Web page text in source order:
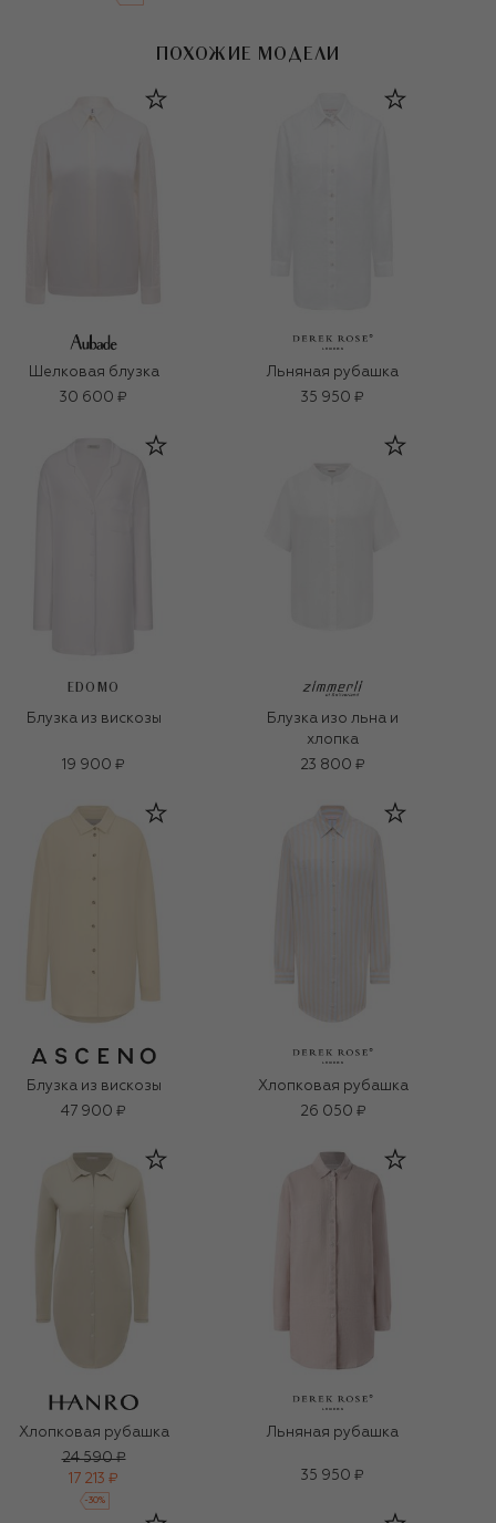
ПОХОЖИЕ МОДЕЛИ
Шелковая блузка
30 600 ₽
Льняная рубашка
35 950 ₽
EDOMO
Блузка из вискозы
19 900 ₽
Блузка изо льна и
хлопка
23 800 ₽
Блузка из вискозы
47 900 ₽
Хлопковая рубашка
26 050 ₽
Хлопковая рубашка
24 590 ₽
17 213 ₽
-30%
Льняная рубашка
35 950 ₽